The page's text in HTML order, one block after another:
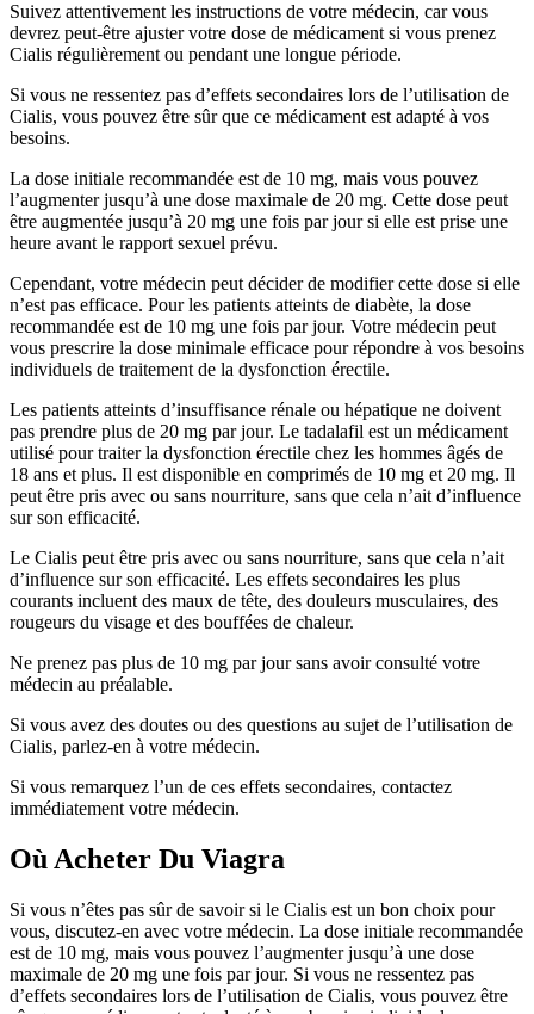
Suivez attentivement les instructions de votre médecin, car vous
devrez peut-être ajuster votre dose de médicament si vous prenez
Cialis régulièrement ou pendant une longue période.
Si vous ne ressentez pas d’effets secondaires lors de l’utilisation de
Cialis, vous pouvez être sûr que ce médicament est adapté à vos
besoins.
La dose initiale recommandée est de 10 mg, mais vous pouvez
l’augmenter jusqu’à une dose maximale de 20 mg. Cette dose peut
être augmentée jusqu’à 20 mg une fois par jour si elle est prise une
heure avant le rapport sexuel prévu.
Cependant, votre médecin peut décider de modifier cette dose si elle
n’est pas efficace. Pour les patients atteints de diabète, la dose
recommandée est de 10 mg une fois par jour. Votre médecin peut
vous prescrire la dose minimale efficace pour répondre à vos besoins
individuels de traitement de la dysfonction érectile.
Les patients atteints d’insuffisance rénale ou hépatique ne doivent
pas prendre plus de 20 mg par jour. Le tadalafil est un médicament
utilisé pour traiter la dysfonction érectile chez les hommes âgés de
18 ans et plus. Il est disponible en comprimés de 10 mg et 20 mg. Il
peut être pris avec ou sans nourriture, sans que cela n’ait d’influence
sur son efficacité.
Le Cialis peut être pris avec ou sans nourriture, sans que cela n’ait
d’influence sur son efficacité. Les effets secondaires les plus
courants incluent des maux de tête, des douleurs musculaires, des
rougeurs du visage et des bouffées de chaleur.
Ne prenez pas plus de 10 mg par jour sans avoir consulté votre
médecin au préalable.
Si vous avez des doutes ou des questions au sujet de l’utilisation de
Cialis, parlez-en à votre médecin.
Si vous remarquez l’un de ces effets secondaires, contactez
immédiatement votre médecin.
Où Acheter Du Viagra
Si vous n’êtes pas sûr de savoir si le Cialis est un bon choix pour
vous, discutez-en avec votre médecin. La dose initiale recommandée
est de 10 mg, mais vous pouvez l’augmenter jusqu’à une dose
maximale de 20 mg une fois par jour. Si vous ne ressentez pas
d’effets secondaires lors de l’utilisation de Cialis, vous pouvez être